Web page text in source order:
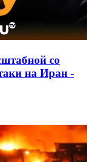
со
на Иран -